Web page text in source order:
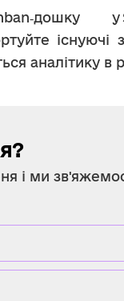
у
існуючі
аналітику в
і ми